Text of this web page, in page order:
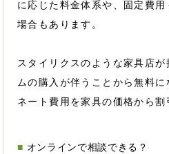
に応じた料金体系や、固定費
場合もあります。
スタイリクスのような家具店
ムの購入が伴うことから無料に
ネート費用を家具の価格から割
オンラインで相談できる？